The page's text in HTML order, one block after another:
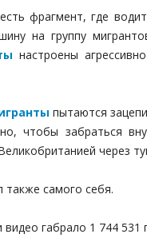
фрагмент, где
на группу
настроены
пытаются
чтобы забраться
через
также самого себя.
габрало 1 744 531